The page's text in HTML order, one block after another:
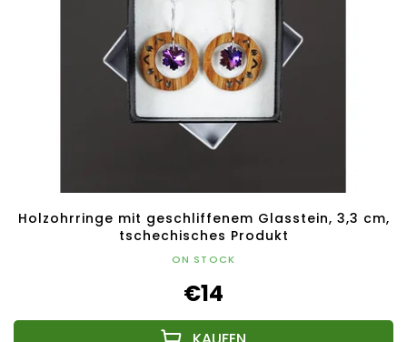
Holzohrringe mit geschliffenem Glasstein, 3,3 cm,
tschechisches Produkt
ON STOCK
€14